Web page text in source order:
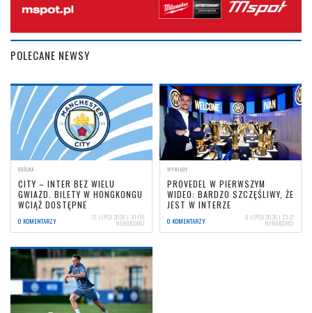
POLECANE NEWSY
OGÓLNA
CITY – INTER BEZ WIELU
GWIAZD. BILETY W HONGKONGU
WCIĄŻ DOSTĘPNE
0 KOMENTARZY 31 LIPCA 2026 | 10:08
NERIOCORSI
WYWIADY
PROVEDEL W PIERWSZYM
WIDEO: BARDZO SZCZĘŚLIWY, ŻE
JEST W INTERZE
0 KOMENTARZY 8 LIPCA 2026 | 23:37
NERIOCORSI